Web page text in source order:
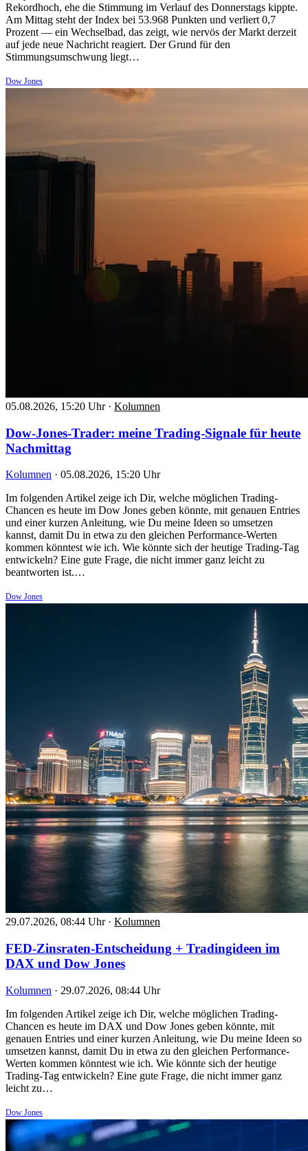
Rekordhoch, ehe die Stimmung im Verlauf des Donnerstags kippte.
Am Mittag steht der Index bei 53.968 Punkten und verliert 0,7
Prozent — ein Wechselbad, das zeigt, wie nervös der Markt derzeit
auf jede neue Nachricht reagiert. Der Grund für den
Stimmungsumschwung liegt…
Dow Jones
05.08.2026, 15:20 Uhr · Kolumnen
Dow-Jones-Trader: meine Trading-Signale für heute
Nachmittag
Kolumnen · 05.08.2026, 15:20 Uhr
Im folgenden Artikel zeige ich Dir, welche möglichen Trading-
Chancen es heute im Dow Jones geben könnte, mit genauen Entries
und einer kurzen Anleitung, wie Du meine Ideen so umsetzen
kannst, damit Du in etwa zu den gleichen Performance-Werten
kommen könntest wie ich. Wie könnte sich der heutige Trading-Tag
entwickeln? Eine gute Frage, die nicht immer ganz leicht zu
beantworten ist.…
Dow Jones
29.07.2026, 08:44 Uhr · Kolumnen
FED-Zinsraten-Entscheidung + Tradingideen im
DAX und Dow Jones
Kolumnen · 29.07.2026, 08:44 Uhr
Im folgenden Artikel zeige ich Dir, welche möglichen Trading-
Chancen es heute im DAX und Dow Jones geben könnte, mit
genauen Entries und einer kurzen Anleitung, wie Du meine Ideen so
umsetzen kannst, damit Du in etwa zu den gleichen Performance-
Werten kommen könntest wie ich. Wie könnte sich der heutige
Trading-Tag entwickeln? Eine gute Frage, die nicht immer ganz
leicht zu…
Dow Jones